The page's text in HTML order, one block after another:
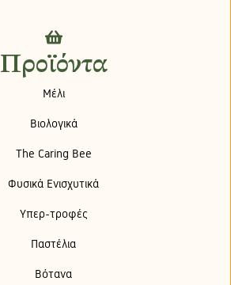
Προϊόντα
Μέλι
Βιολογικά
The Caring Bee
Φυσικά Ενισχυτικά
Υπερ-τροφές
Παστέλια
Βότανα